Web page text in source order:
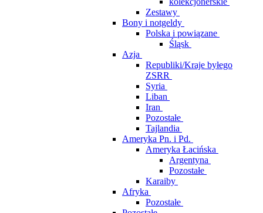
Zestawy
Bony i notgeldy
Polska i powiązane
Śląsk
Azja
Republiki/Kraje byłego
ZSRR
Syria
Liban
Iran
Pozostałe
Tajlandia
Ameryka Pn. i Pd.
Ameryka Łacińska
Argentyna
Pozostałe
Karaiby
Afryka
Pozostałe